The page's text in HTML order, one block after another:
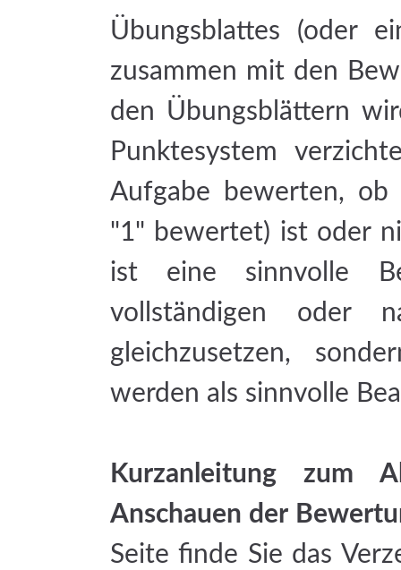
Übungsblattes (oder
zusammen mit den
den Übungsblättern
Punktesystem
Aufgabe bewerten,
"1" bewertet) ist oder
ist eine sinnvolle
vollständigen oder
gleichzusetzen,
werden als sinnvolle
Kurzanleitung zum
Anschauen der
Seite finde Sie das